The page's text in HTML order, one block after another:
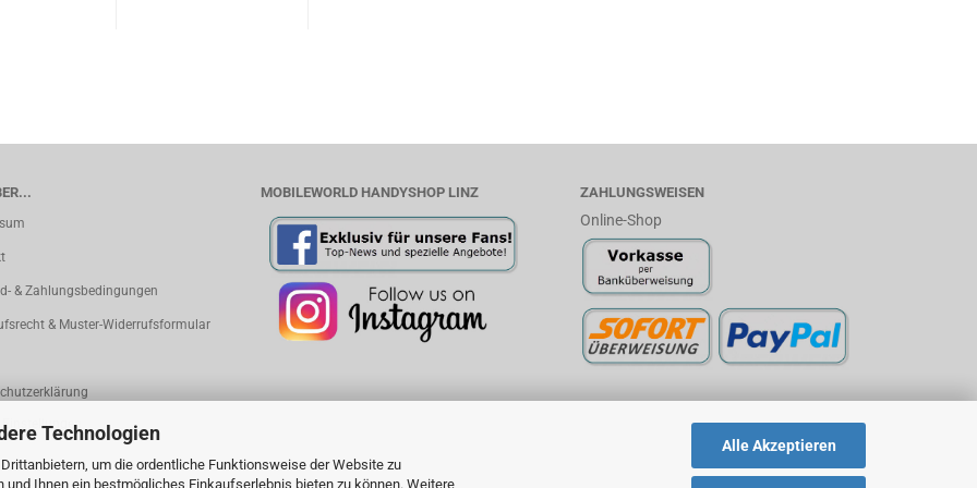
Technologien
um die ordentliche Funktionsweise der Website zu
Ihnen ein bestmögliches Einkaufserlebnis bieten zu können. Weitere
Alle Akzeptieren
& Zahlungsbedingungen
& Muster-Widerrufsformular
Einstellungen
MOBILEWORLD HANDYSHOP LINZ ZAHLUNGSWEISEN
Online-Shop